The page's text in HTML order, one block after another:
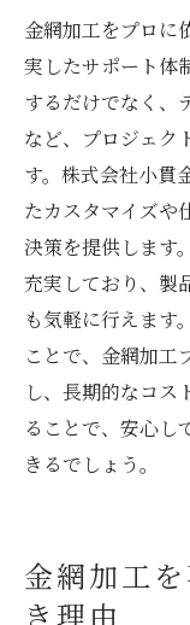
金網加工をプロに
実したサポート体
するだけでなく、
など、プロジェク
す。株式会社小貫
たカスタマイズや
決策を提供します
充実しており、製
も気軽に行えます
ことで、金網加工
し、長期的なコス
ることで、安心し
きるでしょう。
金網加工
き理由